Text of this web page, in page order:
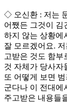
◇ 오신환 : 저는
어쨌든 그것이 김
하지 않는 상황에
잘 모르겠어요.
고받은 것도 함부
것 자체가 당사자
또 어떻게 보면
군다나 이 전대에
주고받은 내용들